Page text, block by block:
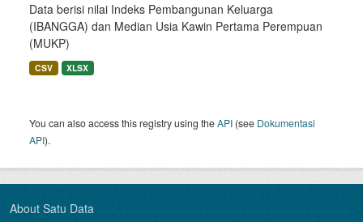
Data berisi nilai Indeks Pembangunan Keluarga
(IBANGGA) dan Median Usia Kawin Pertama Perempuan
(MUKP)
CSV XLSX
You can also access this registry using theAPI (see Dokumentasi
API).
About Satu Data